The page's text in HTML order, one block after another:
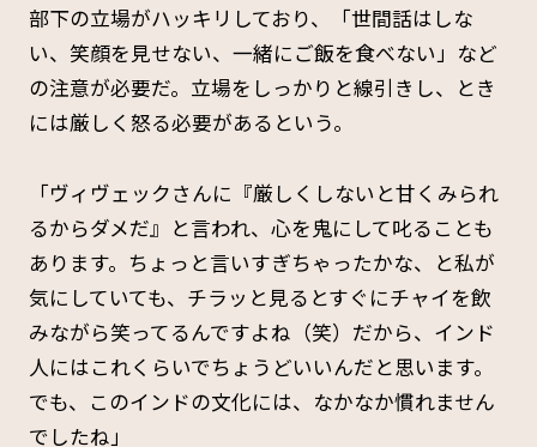
部下の立場がハッキリしており、「世間話はしな
い、笑顔を見せない、一緒にご飯を食べない」など
の注意が必要だ。立場をしっかりと線引きし、とき
には厳しく怒る必要があるという。
「ヴィヴェックさんに『厳しくしないと甘くみられ
るからダメだ』と言われ、心を鬼にして叱ることも
あります。ちょっと言いすぎちゃったかな、と私が
気にしていても、チラッと見るとすぐにチャイを飲
みながら笑ってるんですよね（笑）だから、インド
人にはこれくらいでちょうどいいんだと思います。
でも、このインドの文化には、なかなか慣れません
でしたね」